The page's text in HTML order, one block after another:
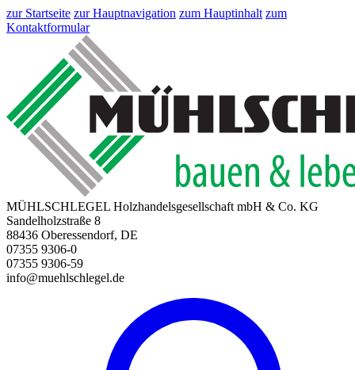
zur Startseite zur Hauptnavigation zum Hauptinhalt zum
Kontaktformular
MÜHLSCHLEGEL Holzhandelsgesellschaft mbH & Co. KG
Sandelholzstraße 8
88436 Oberessendorf, DE
07355 9306-0
07355 9306-59
info@muehlschlegel.de